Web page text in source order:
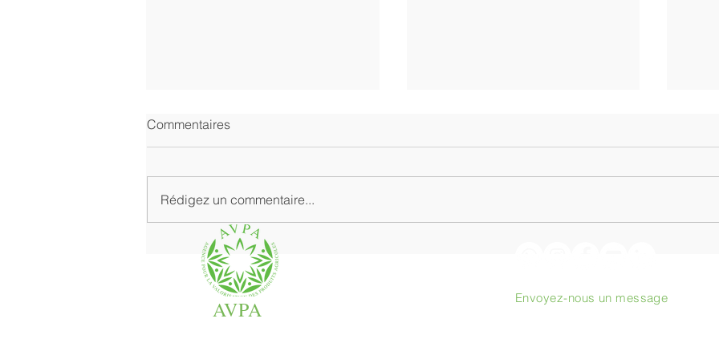
Là où l'épicerie de qualité se
retrouve dans ce qu'elle fait
de mieux
Commentaires
Rédigez un commentaire...
AVPA Envoyez-nous un message